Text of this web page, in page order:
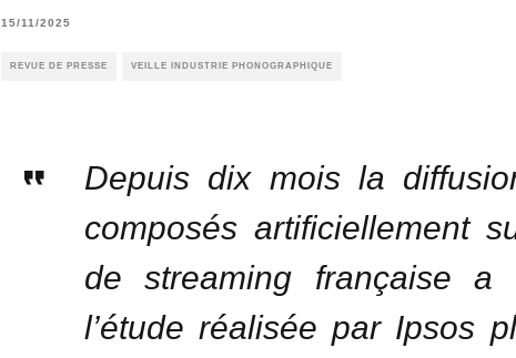
15/11/2025
REVUE DE PRESSE VEILLE INDUSTRIE PHONOGRAPHIQUE
Depuis dix mois la
composés artificiellement
de streaming française a
l’étude réalisée par Ipsos